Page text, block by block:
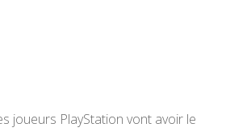
joueurs PlayStation vont avoir le